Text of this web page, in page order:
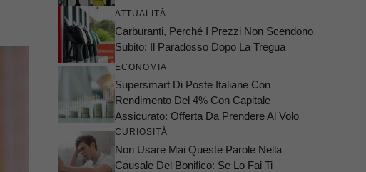
ATTUALITÀ
Carburanti, Perché I Prezzi Non Scendono
Subito: Il Paradosso Dopo La Tregua
ECONOMIA
Supersmart Di Poste Italiane Con
Rendimento Del 4% Con Capitale
Assicurato: Offerta Da Prendere Al Volo
CURIOSITÀ
Non Usare Mai Queste Parole Nella
Causale Del Bonifico: Se Lo Fai Ti